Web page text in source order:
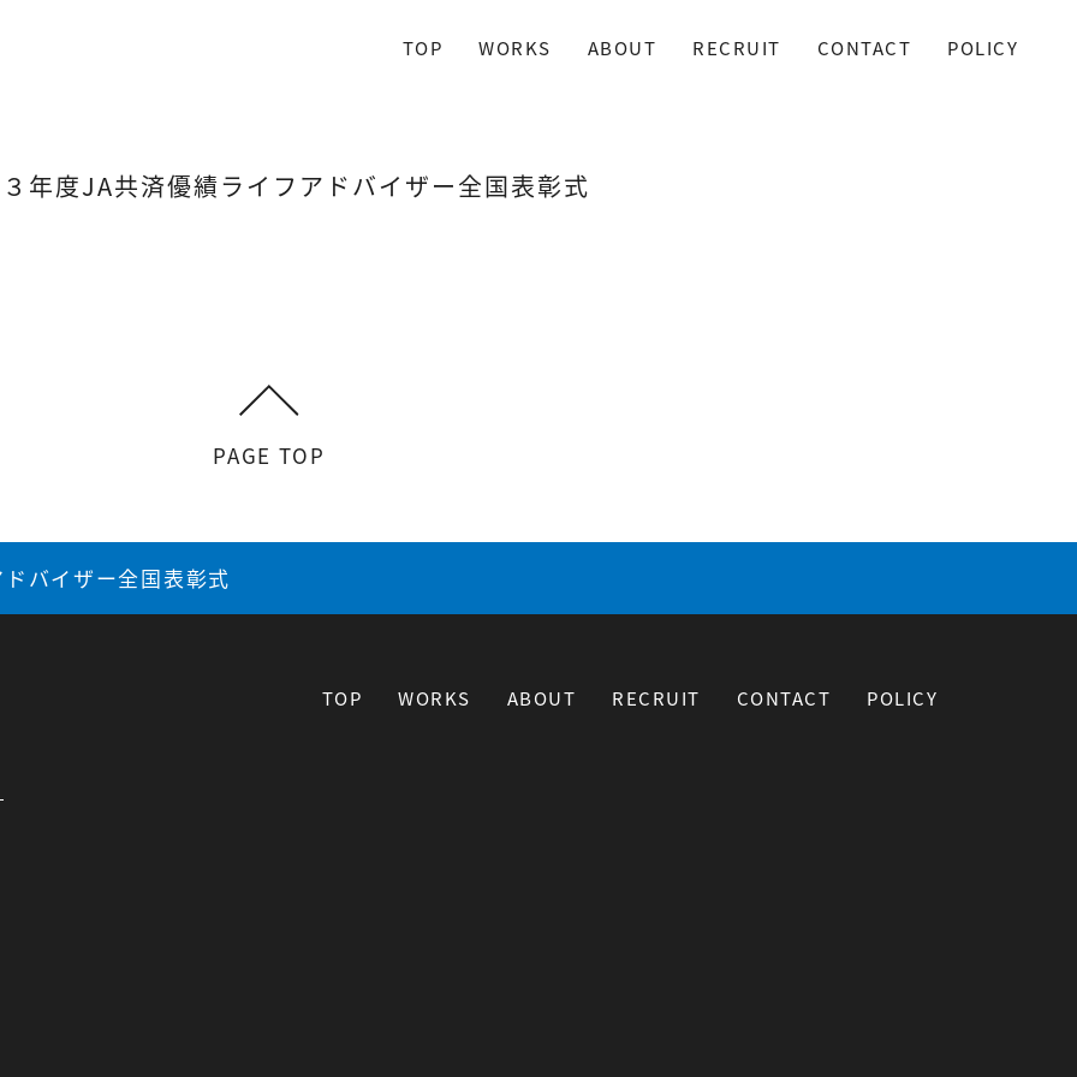
TOP WORKS ABOUT RECRUIT CONTACT POLICY
年度JA共済優績ライフアドバイザー全国表彰式
PAGE TOP
バイザー全国表彰式
TOP WORKS ABOUT RECRUIT CONTACT POLICY